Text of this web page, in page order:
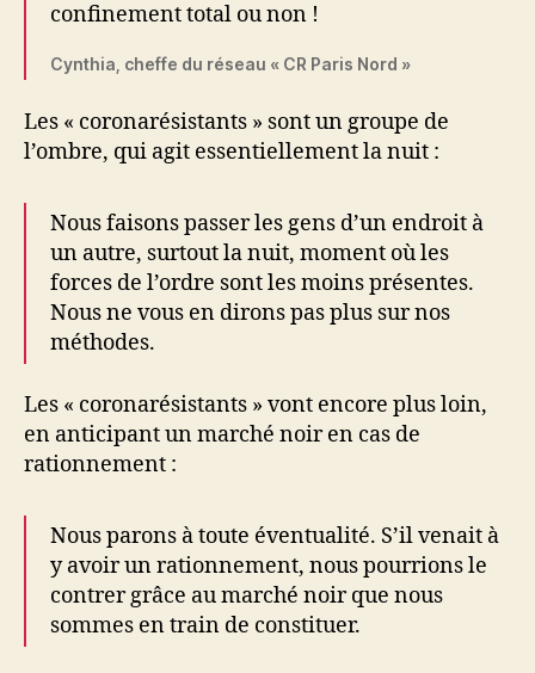
confinement total ou non !
Cynthia, cheffe du réseau « CR Paris Nord »
Les « coronarésistants » sont un groupe de
l’ombre, qui agit essentiellement la nuit :
Nous faisons passer les gens d’un endroit à
un autre, surtout la nuit, moment où les
forces de l’ordre sont les moins présentes.
Nous ne vous en dirons pas plus sur nos
méthodes.
Les « coronarésistants » vont encore plus loin,
en anticipant un marché noir en cas de
rationnement :
Nous parons à toute éventualité. S’il venait à
y avoir un rationnement, nous pourrions le
contrer grâce au marché noir que nous
sommes en train de constituer.